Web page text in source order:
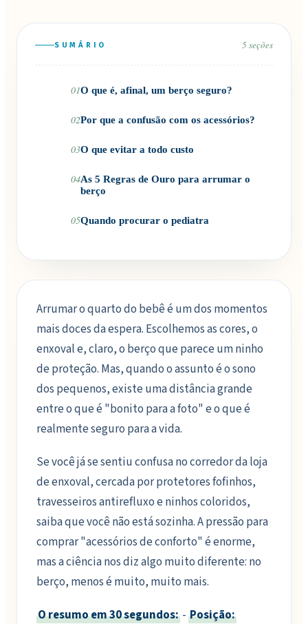
SUMÁRIO 5seções
01O que é, afinal, um berço seguro?
02Por que a confusão com os acessórios?
03O que evitar a todo custo
04As 5 Regras de Ouro para arrumar o
berço
05Quando procurar o pediatra
Arrumar o quarto do bebê é um dos momentos
mais doces da espera. Escolhemos as cores, o
enxoval e, claro, o berço que parece um ninho
de proteção. Mas, quando o assunto é o sono
dos pequenos, existe uma distância grande
entre o que é "bonito para a foto" e o que é
realmente seguro para a vida.
Se você já se sentiu confusa no corredor da loja
de enxoval, cercada por protetores fofinhos,
travesseiros antirefluxo e ninhos coloridos,
saiba que você não está sozinha. A pressão para
comprar "acessórios de conforto" é enorme,
mas a ciência nos diz algo muito diferente: no
berço, menos é muito, muito mais.
O resumo em 30 segundos: - Posição: